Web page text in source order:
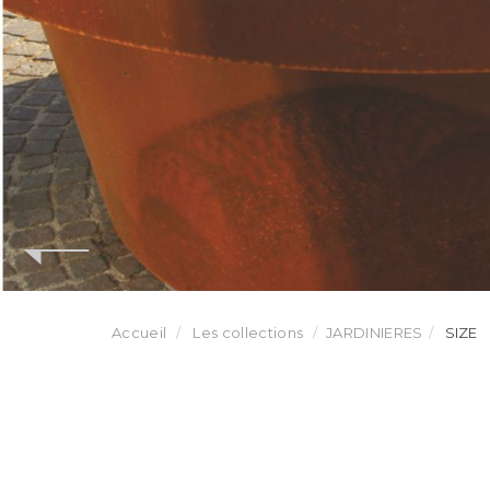
Accueil Les collections JARDINIERES SIZE